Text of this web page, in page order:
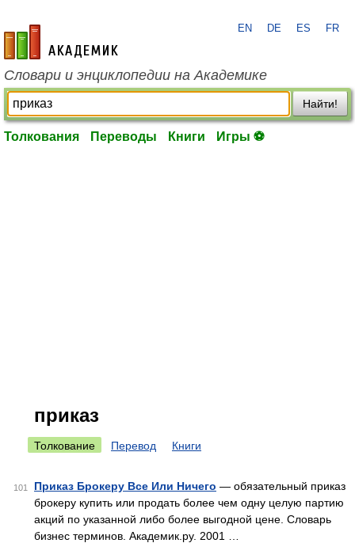
academic.ru
EN DE ES FR
Словари и энциклопедии на Академике
Найти!
Толкования Переводы Книги Игры ⚽
приказ
Толкование Перевод Книги
101 Приказ Брокеру Все Или Ничего — обязательный приказ
брокеру купить или продать более чем одну целую партию
акций по указанной либо более выгодной цене. Словарь
бизнес терминов. Академик.ру. 2001 …